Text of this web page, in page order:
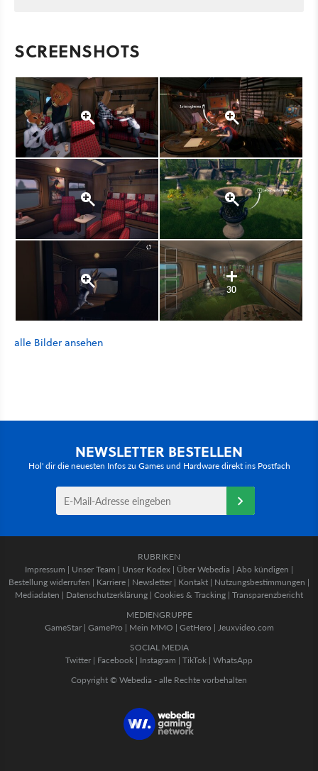
SCREENSHOTS
30
alle Bilder ansehen
NEWSLETTER BESTELLEN
Hol' dir die neuesten Infos zu Games und Hardware direkt ins Postfach
RUBRIKEN
Impressum | Unser Team | Unser Kodex | Über Webedia | Abo kündigen |
Bestellung widerrufen | Karriere | Newsletter | Kontakt | Nutzungsbestimmungen |
Mediadaten | Datenschutzerklärung | Cookies & Tracking | Transparenzbericht
MEDIENGRUPPE
GameStar| GamePro | Mein MMO | GetHero | Jeuxvideo.com
SOCIAL MEDIA
Twitter | Facebook | Instagram | TikTok | WhatsApp
Copyright © Webedia - alle Rechte vorbehalten